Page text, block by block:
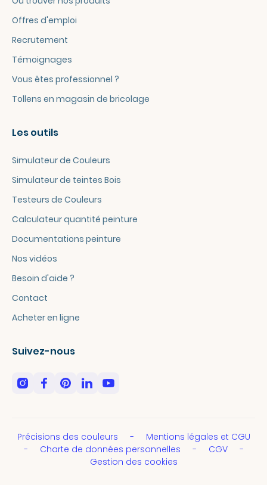
Offres d'emploi
Recrutement
Témoignages
Vous êtes professionnel ?
Tollens en magasin de bricolage
Les outils
Simulateur de Couleurs
Simulateur de teintes Bois
Testeurs de Couleurs
Calculateur quantité peinture
Documentations peinture
Nos vidéos
Besoin d'aide ?
Contact
Acheter en ligne
Suivez-nous
Précisions des couleurs
Mentions légales et CGU
Charte de données personnelles
CGV
Gestion des cookies